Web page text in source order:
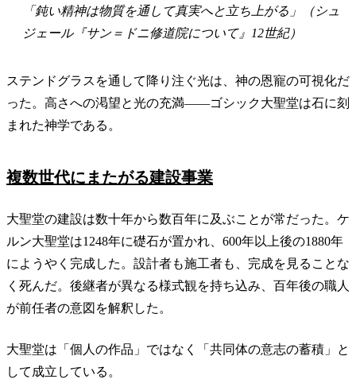
「鈍い精神は物質を通して真実へと立ち上がる」（シュ
ジェール『サン＝ドニ修道院について』12世紀）
ステンドグラスを通して降り注ぐ光は、神の恩寵の可視化だ
った。高さへの渇望と光の充満——ゴシック大聖堂は石に刻
まれた神学である。
複数世代にまたがる建設事業
大聖堂の建設は数十年から数百年に及ぶことが常だった。ケ
ルン大聖堂は1248年に礎石が置かれ、600年以上後の1880年
にようやく完成した。設計者も施工者も、完成を見ることな
く死んだ。後継者が異なる様式観を持ち込み、百年後の職人
が前任者の意図を解釈した。
大聖堂は「個人の作品」ではなく「共同体の意志の蓄積」と
して成立している。